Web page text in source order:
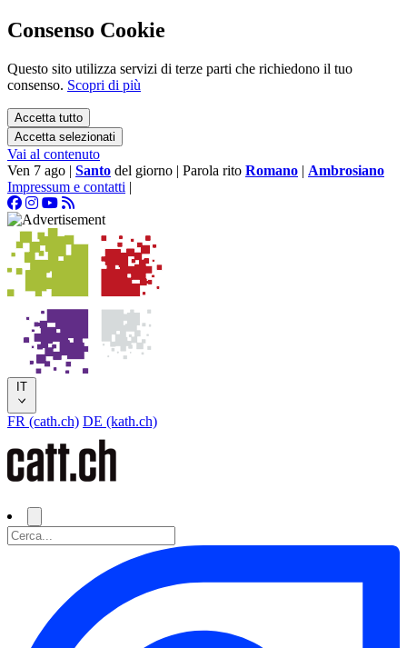
Consenso Cookie
Questo sito utilizza servizi di terze parti che richiedono il tuo
consenso. Scopri di più
Accetta tutto
Accetta selezionati
Vai al contenuto
Ven 7 ago | Santo del giorno | Parola rito Romano | Ambrosiano
Impressum e contatti |
IT
FR (cath.ch) DE (kath.ch)